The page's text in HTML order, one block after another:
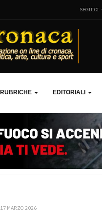
SEGUICI
RUBRICHE EDITORIALI
17 MARZO 2026